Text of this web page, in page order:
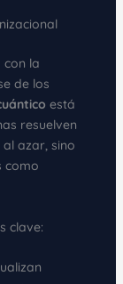
con la
de los
está
resuelven
azar, sino
como
clave: